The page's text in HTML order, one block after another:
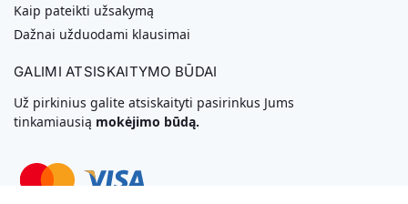
Kaip pateikti užsakymą
Dažnai užduodami klausimai
GALIMI ATSISKAITYMO BŪDAI
Už pirkinius galite atsiskaityti pasirinkus Jums
tinkamiausią mokėjimo būdą.